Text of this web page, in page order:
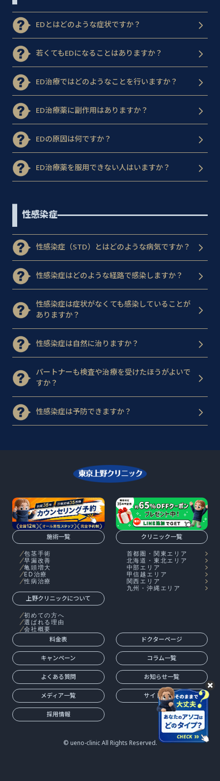
EDとはどのような症状ですか？
若くてもEDになることはありますか？
ED治療ではどのようなことを行いますか？
ED治療薬に副作用はありますか？
EDの原因は何ですか？
ED治療薬を服用できない人はいますか？
性感染症
性感染症（STD）とはどのような病気ですか？
性感染症はどのような経路で感染しますか？
性感染症は症状がなくても感染していることが
ありますか？
性感染症は自然に治りますか？
パートナーも検査や治療を受けたほうがよいで
すか？
性感染症は予防できますか？
施術一覧
包茎手術
早漏改善
亀頭増大
ED治療
性病治療
クリニック一覧
首都圏・関東エリア
北海道・東北エリア
中部エリア
甲信越エリア
関西エリア
九州・沖縄エリア
上野クリニックについて
初めての方へ
選ばれる理由
会社概要
料金表 ドクターページ
キャンペーン コラム一覧
よくある質問 お知らせ一覧
メディア一覧 サイトマップ
採用情報
© ueno-clinic All Rights Reserved.